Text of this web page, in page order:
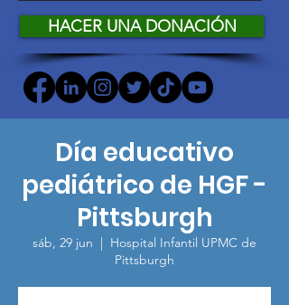
HACER UNA DONACIÓN
Día educativo
pediátrico de HGF -
Pittsburgh
sáb, 29 jun
  |
Hospital Infantil UPMC de
Pittsburgh